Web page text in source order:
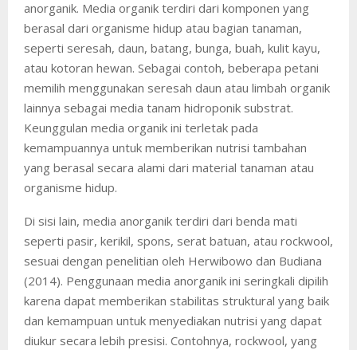
anorganik. Media organik terdiri dari komponen yang
berasal dari organisme hidup atau bagian tanaman,
seperti seresah, daun, batang, bunga, buah, kulit kayu,
atau kotoran hewan. Sebagai contoh, beberapa petani
memilih menggunakan seresah daun atau limbah organik
lainnya sebagai media tanam hidroponik substrat.
Keunggulan media organik ini terletak pada
kemampuannya untuk memberikan nutrisi tambahan
yang berasal secara alami dari material tanaman atau
organisme hidup.
Di sisi lain, media anorganik terdiri dari benda mati
seperti pasir, kerikil, spons, serat batuan, atau rockwool,
sesuai dengan penelitian oleh Herwibowo dan Budiana
(2014). Penggunaan media anorganik ini seringkali dipilih
karena dapat memberikan stabilitas struktural yang baik
dan kemampuan untuk menyediakan nutrisi yang dapat
diukur secara lebih presisi. Contohnya, rockwool, yang